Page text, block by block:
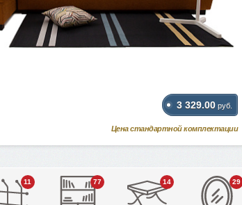
3 329.00 руб.
Цена стандартной комплектации
11 77 14 29